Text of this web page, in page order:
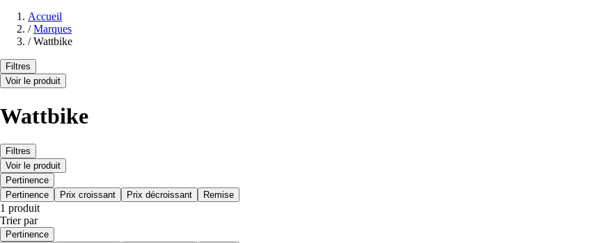
Accueil
/ Marques
/ Wattbike
Filtres
Voir le produit
Wattbike
Filtres
Voir le produit
Pertinence
Pertinence
Prix croissant Prix décroissant Remise
1 produit
Trier par
Pertinence